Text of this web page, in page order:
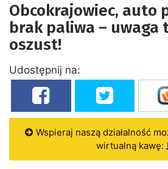
Obcokrajowiec, auto
brak paliwa – uwaga
oszust!
Udostępnij na:
Wspieraj naszą działalność
wirtualną kawę: